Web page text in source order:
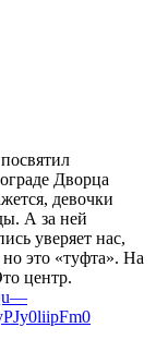
Дворца
девочки
А за ней
уверяет нас,
но это «туфта». На
центр.